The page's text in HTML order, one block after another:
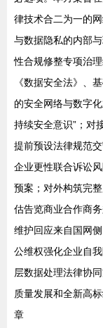
律技术合二为一的
与数据隐私的内部
性合规修整专项治
《数据安全法》、
的安全网络与数字
持续安全意识”；对
提前预设法律规范
企业更性联合诉讼
预案；对外构筑完
估告览商业合作商
维护回应来自国网
公维权强化企业自
层数据处理法律协
质量发展和全新高
章